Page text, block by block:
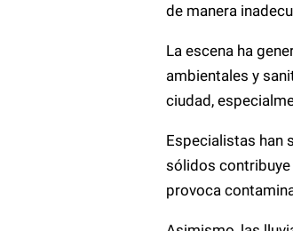
de manera
La escena ha
ambientales y
ciudad,
Especialistas han
sólidos contribuye
provoca